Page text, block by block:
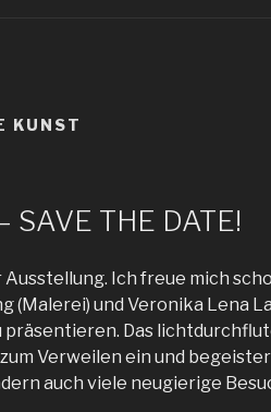
KUNST
SAVE THE DATE!
Ich freue mich
(Malerei) und Veronika Lena
präsentieren. Das
Verweilen ein und
auch viele neugierige